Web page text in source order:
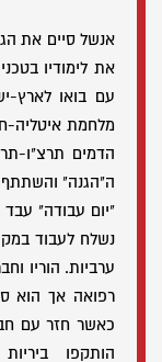
את לימודיו
עם בואו לארץ-
מלחמת איטליה-
הדמים תרצ"ו-
ה"הגנה" והשתתף
"יום עבודה"
נשלח לעבוד
ערביות. הוריו
כאשר חזר עם
הותקפו